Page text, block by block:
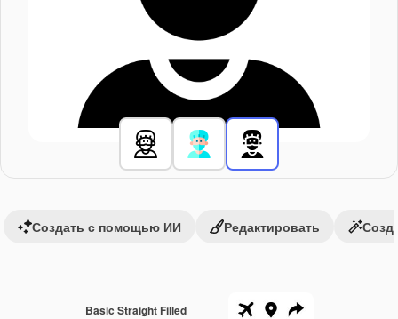
Basic Straight Filled
Создать с помощью ИИ Редактировать